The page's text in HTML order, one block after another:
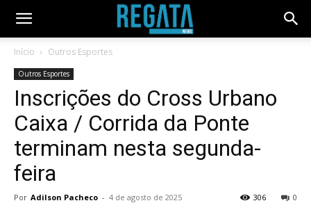
Início Outros Esportes
Outros Esportes
Inscrições do Cross Urbano
Caixa / Corrida da Ponte
terminam nesta segunda-
feira
Por Adilson Pacheco - 4 de agosto de 2025 0
306